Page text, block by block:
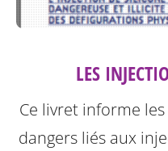
LES
Ce livret informe
dangers liés aux